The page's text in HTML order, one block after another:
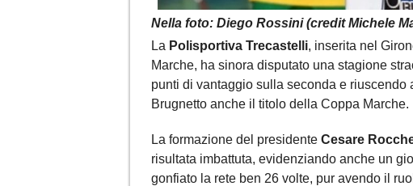
Nella foto: Diego Rossini (credit Michele
La Polisportiva Trecastelli, inserita nel
Marche, ha sinora disputato una stagione
punti di vantaggio sulla seconda e
Brugnetto anche il titolo della Coppa Marche.
La formazione del presidente Cesare
risultata imbattuta, evidenziando anche un
gonfiato la rete ben 26 volte, pur avendo il